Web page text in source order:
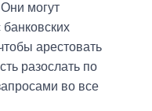
могут
банковских
арестовать
разослать по
во все